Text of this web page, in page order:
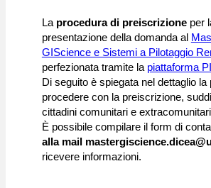
La procedura di preiscrizioneper
presentazione della domanda al
GIScience e Sistemi a Pilotaggio
perfezionata tramite la piattaforma
Di seguito è spiegata nel dettaglio la
procedere con la preiscrizione,
cittadini comunitari e
È possibile compilare il form di
alla mail
ricevere informazioni.